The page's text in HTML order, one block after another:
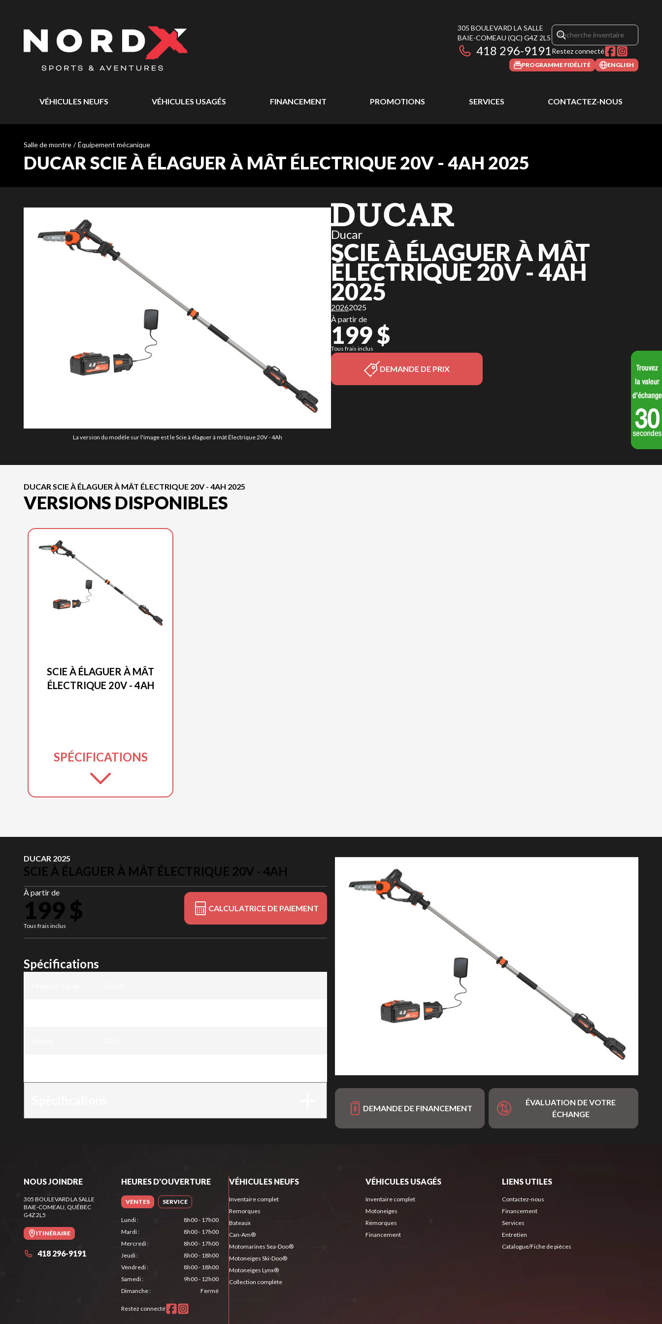
305 BOULEVARD LA SALLE
BAIE-COMEAU (QC) G4Z 2L5
418 296-9191Restez connecté
PROGRAMME FIDÉLITÉ ENGLISH
VÉHICULES NEUFS VÉHICULES USAGÉS FINANCEMENT PROMOTIONS SERVICES CONTACTEZ-NOUS
Salle de montre / Équipement mécanique
DUCAR SCIE À ÉLAGUER À MÂT ÉLECTRIQUE 20V - 4AH 2025
La version du modèle sur l'image est le Scie à élaguer à mât Électrique 20V - 4Ah
Ducar
SCIE À ÉLAGUER À MÂT
ÉLECTRIQUE 20V - 4AH
2025
20262025
À partir de
199 $
Tous frais inclus
DEMANDE DE PRIX
DUCAR SCIE À ÉLAGUER À MÂT ÉLECTRIQUE 20V - 4AH 2025
VERSIONS DISPONIBLES
SCIE À ÉLAGUER À MÂT
ÉLECTRIQUE 20V - 4AH
SPÉCIFICATIONS
DUCAR 2025
SCIE À ÉLAGUER À MÂT ÉLECTRIQUE 20V - 4AH
À partir de
199 $
Tous frais inclus
CALCULATRICE DE PAIEMENT
DEMANDE DE FINANCEMENT
ÉVALUATION DE VOTRE
ÉCHANGE
Spécifications
NOUS JOINDRE
305 BOULEVARD LA SALLE
BAIE-COMEAU, QUÉBEC
G4Z 2L5
ITINÉRAIRE
418 296-9191
HEURES D'OUVERTURE
VENTES SERVICE
Lundi:
8h00 - 17h00
Mardi:
8h00 - 17h00
Mercredi:
8h00 - 17h00
Jeudi:
8h00 - 18h00
Vendredi:
8h00 - 18h00
Samedi:
9h00 - 12h00
Dimanche: Fermé
Restez connecté
VÉHICULES NEUFS
Inventaire complet
Remorques
Bateaux
Can-Am®
Motomarines Sea-Doo®
Motoneiges Ski-Doo®
Motoneiges Lynx®
Collection complète
VÉHICULES USAGÉS
Inventaire complet
Motoneiges
Remorques
Financement
LIENS UTILES
Contactez-nous
Financement
Services
Entretien
Catalogue/Fiche de pièces